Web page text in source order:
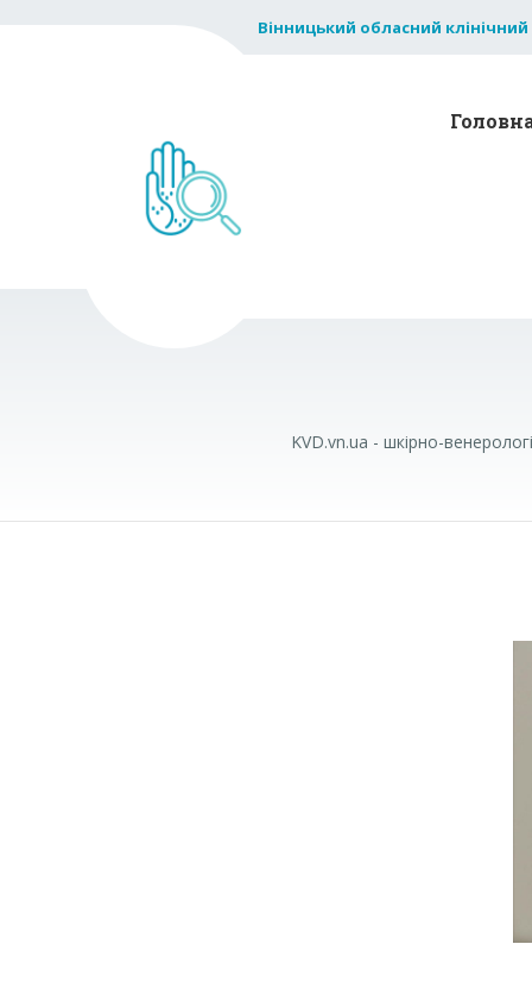
Вінницький обласний
KVD.vn.ua - шкірно-